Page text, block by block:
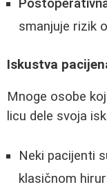
smanjuje rizik
Iskustva
Mnoge osobe
licu dele svoja
Neki pacijenti
klasičnom